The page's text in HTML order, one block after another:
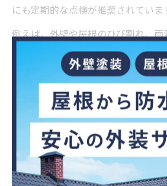
にも定期的な点検が推奨されていま
例えば、外壁や屋根のひび割れ、
などは、放置すると大きな修繕費用
あります。定期点検によって早期発
で、長期的なコストダウンと家族の
ます。忙しいご家庭でも、信頼でき
ることで、安心して点検を任せら
住まいの安全性を高める点検チェ